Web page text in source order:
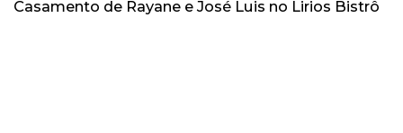
Casamento de Rayane e José Luis no Lirios Bistrô